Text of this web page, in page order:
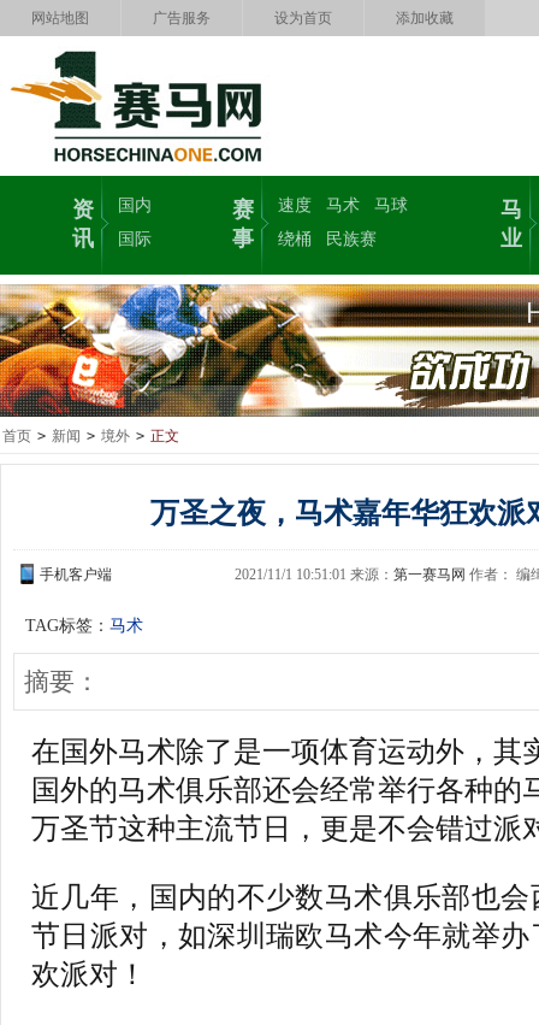
网站地图 广告服务 设为首页 添加收藏
资
讯
国内
国际
赛
事
速度 马术
马球
绕桶
民族赛
马
业
首页 > 新闻 > 境外 > 正文
万圣之夜，马术嘉年华狂欢派
手机客户端 2021/11/1 10:51:01 来源：第一赛马网 作者： 编
TAG标签： 马术
摘要：
在国外马术除了是一项体育运动外，其
国外的马术俱乐部还会经常举行各种的
万圣节这种主流节日，更是不会错过派
近几年，国内的不少数马术俱乐部也
节日派对，如深圳瑞欧马术今年就举
欢派对！